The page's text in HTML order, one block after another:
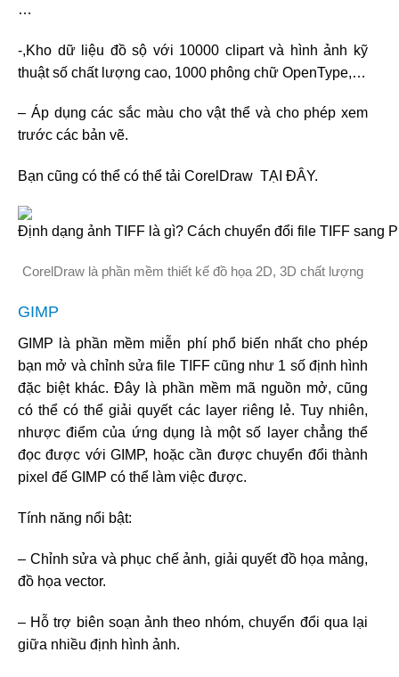
…
-,Kho dữ liệu đồ sộ với 10000 clipart và hình ảnh kỹ
thuật số chất lượng cao, 1000 phông chữ OpenType,…
– Áp dụng các sắc màu cho vật thể và cho phép xem
trước các bản vẽ.
Bạn cũng có thể có thể tải CorelDraw TẠI ĐÂY.
CorelDraw là phần mềm thiết kế đồ họa 2D, 3D chất lượng
GIMP
GIMP là phần mềm miễn phí phổ biến nhất cho phép
bạn mở và chỉnh sửa file TIFF cũng như 1 số định hình
đặc biệt khác. Đây là phần mềm mã nguồn mở, cũng
có thể có thể giải quyết các layer riêng lẻ. Tuy nhiên,
nhược điểm của ứng dụng là một số layer chẳng thể
đọc được với GIMP, hoặc cần được chuyển đổi thành
pixel để GIMP có thể làm việc được.
Tính năng nổi bật:
– Chỉnh sửa và phục chế ảnh, giải quyết đồ họa mảng,
đồ họa vector.
– Hỗ trợ biên soạn ảnh theo nhóm, chuyển đổi qua lại
giữa nhiều định hình ảnh.